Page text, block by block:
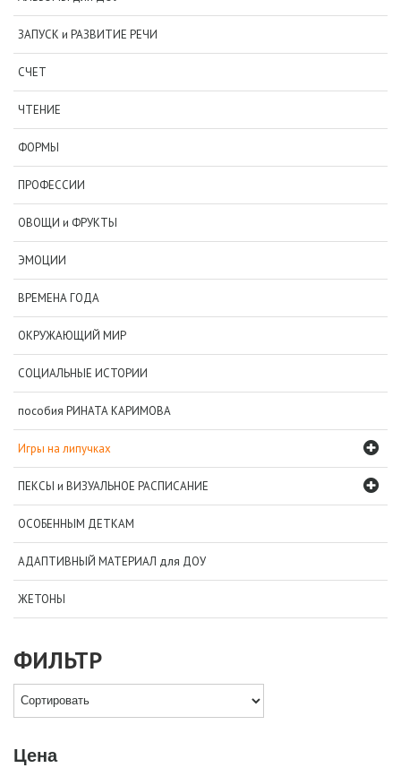
ЗАПУСК и РАЗВИТИЕ РЕЧИ
СЧЕТ
ЧТЕНИЕ
ФОРМЫ
ПРОФЕССИИ
ОВОЩИ и ФРУКТЫ
ЭМОЦИИ
ВРЕМЕНА ГОДА
ОКРУЖАЮЩИЙ МИР
СОЦИАЛЬНЫЕ ИСТОРИИ
пособия РИНАТА КАРИМОВА
Игры на липучках
ПЕКСЫ и ВИЗУАЛЬНОЕ РАСПИСАНИЕ
ОСОБЕННЫМ ДЕТКАМ
АДАПТИВНЫЙ МАТЕРИАЛ для ДОУ
ЖЕТОНЫ
ФИЛЬТР
Цена